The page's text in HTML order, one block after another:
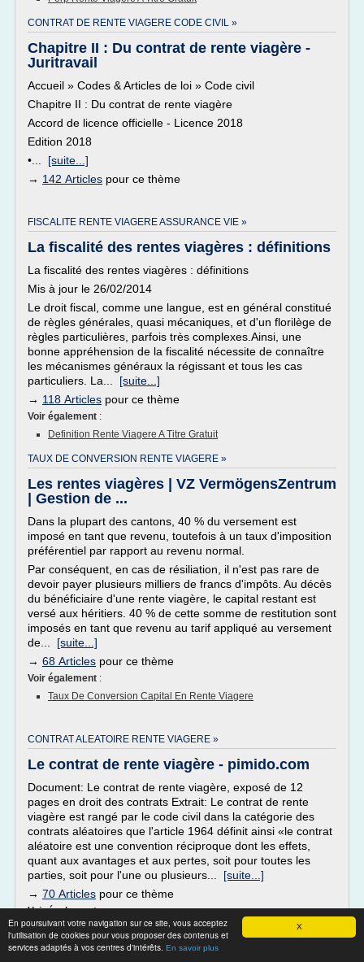
X
En poursuivant votre navigation sur ce site, vous acceptez
l'utilisation de cookies pour vous proposer des contenus et
services adaptés à vos centres d'intérêts. En savoir plus
CONTRAT DE RENTE VIAGERE CODE CIVIL »
Chapitre II : Du contrat de rente viagère -
Juritravail
Accueil » Codes & Articles de loi » Code civil
Chapitre II : Du contrat de rente viagère
Accord de licence officielle - Licence 2018
Edition 2018
•... [suite...]
→ 142 Articles pour ce thème
FISCALITE RENTE VIAGERE ASSURANCE VIE »
La fiscalité des rentes viagères : définitions
La fiscalité des rentes viagères : définitions
Mis à jour le 26/02/2014
Le droit fiscal, comme une langue, est en général constitué
de règles générales, quasi mécaniques, et d'un florilège de
règles particulières, parfois très complexes.Ainsi, une
bonne appréhension de la fiscalité nécessite de connaître
les mécanismes généraux la régissant et tous les cas
particuliers. La... [suite...]
→ 118 Articles pour ce thème
Voir également :
Definition Rente Viagere A Titre Gratuit
TAUX DE CONVERSION RENTE VIAGERE »
Les rentes viagères | VZ VermögensZentrum
| Gestion de ...
Dans la plupart des cantons, 40 % du versement est
imposé en tant que revenu, toutefois à un taux d'imposition
préférentiel par rapport au revenu normal.
Par conséquent, en cas de résiliation, il n'est pas rare de
devoir payer plusieurs milliers de francs d'impôts. Au décès
du bénéficiaire d'une rente viagère, le capital restant est
versé aux héritiers. 40 % de cette somme de restitution sont
imposés en tant que revenu au tarif appliqué au versement
de... [suite...]
→ 68 Articles pour ce thème
Voir également :
Taux De Conversion Capital En Rente Viagere
CONTRAT ALEATOIRE RENTE VIAGERE »
Le contrat de rente viagère - pimido.com
Document: Le contrat de rente viagère, exposé de 12
pages en droit des contrats Extrait: Le contrat de rente
viagère est rangé par le code civil dans la catégorie des
contrats aléatoires que l'article 1964 définit ainsi «le contrat
aléatoire est une convention réciproque dont les effets,
quant aux avantages et aux pertes, soit pour toutes les
parties, soit pour l'une ou plusieurs... [suite...]
→ 70 Articles pour ce thème
Voir également:
Annulation Contrat Rente Viagere
RENTE VIAGERE ET ISF »